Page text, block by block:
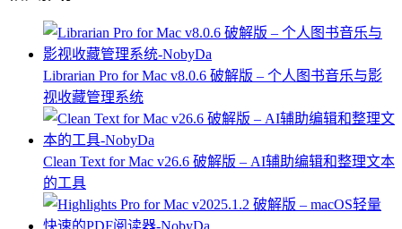
Librarian Pro for Mac v8.0.6 破解版 – 个人图书音乐与影
视收藏管理系统
Clean Text for Mac v26.6 破解版 – AI辅助编辑和整理文本
的工具